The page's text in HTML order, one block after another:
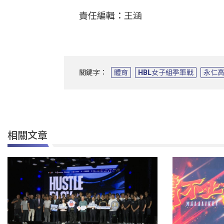
責任編輯：王涵
關鍵字： 體育 HBL女子組季軍戰 永仁
相關文章